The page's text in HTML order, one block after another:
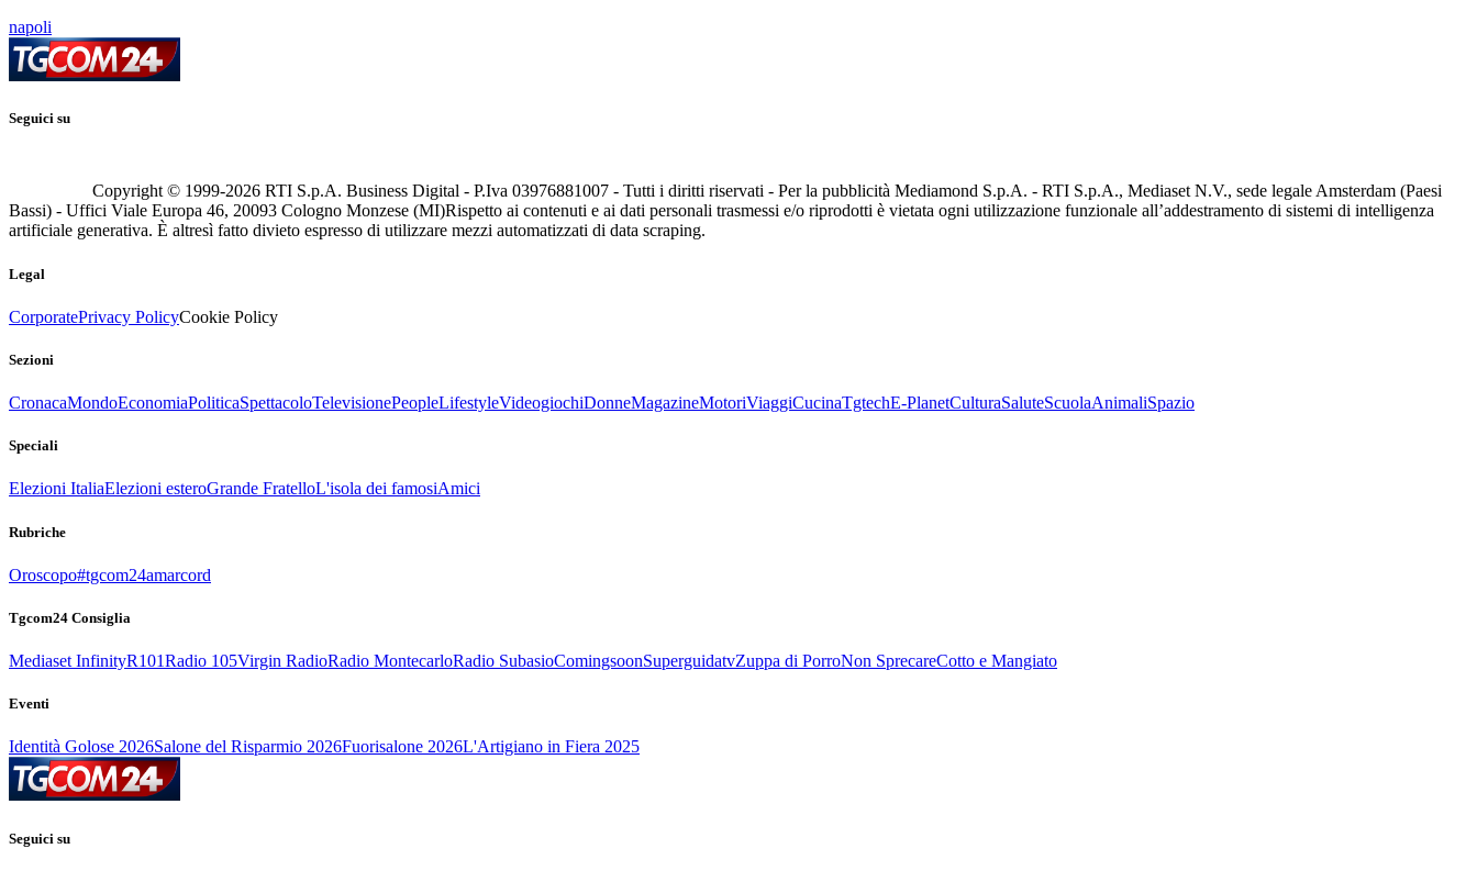
napoli
Seguici su
Copyright © 1999-2026 RTI S.p.A. Business Digital - P.Iva 03976881007 - Tutti i diritti riservati - Per la pubblicità Mediamond S.p.A. - RTI S.p.A., Mediaset N.V., sede legale Amsterdam (Paesi
Bassi) - Uffici Viale Europa 46, 20093 Cologno Monzese (MI)Rispetto ai contenuti e ai dati personali trasmessi e/o riprodotti è vietata ogni utilizzazione funzionale all’addestramento di sistemi di intelligenza
artificiale generativa. È altresì fatto divieto espresso di utilizzare mezzi automatizzati di data scraping.
Legal
CorporatePrivacy PolicyCookie Policy
Sezioni
CronacaMondoEconomiaPoliticaSpettacoloTelevisionePeopleLifestyleVideogiochiDonneMagazineMotoriViaggiCucinaTgtechE-PlanetCulturaSaluteScuolaAnimaliSpazio
Speciali
Elezioni ItaliaElezioni esteroGrande FratelloL'isola dei famosiAmici
Rubriche
Oroscopo#tgcom24amarcord
Tgcom24 Consiglia
Mediaset InfinityR101Radio 105Virgin RadioRadio MontecarloRadio SubasioComingsoonSuperguidatvZuppa di PorroNon SprecareCotto e Mangiato
Eventi
Identità Golose 2026Salone del Risparmio 2026Fuorisalone 2026L'Artigiano in Fiera 2025
Seguici su